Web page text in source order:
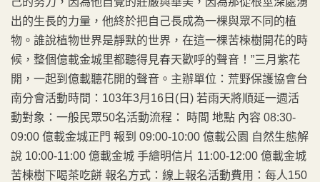
出的生長的力量，他終於把自己長成為一棵與眾不同的植
物。誰說植物世界是靜默的世界，在這一棵苦楝樹開花的時
候，整個億載金城里都聽得見春天歡呼的聲音！”三月紫花
開，一起到億載聽花開的聲音。主辦單位：荒野保護協會台
南分會活動時間：103年3月16日(日) 若雨天將順延一週活
動對象：一般民眾50名活動流程： 時間 地點 內容 08:30-
09:00 億載金城正門 報到 09:00-10:00 億載公園 自然生態解
說 10:00-11:00 億載金城 手繪明信片 11:00-12:00 億載金城
苦楝樹下喝茶吃餅 報名方式：線上報名活動費用：每人150